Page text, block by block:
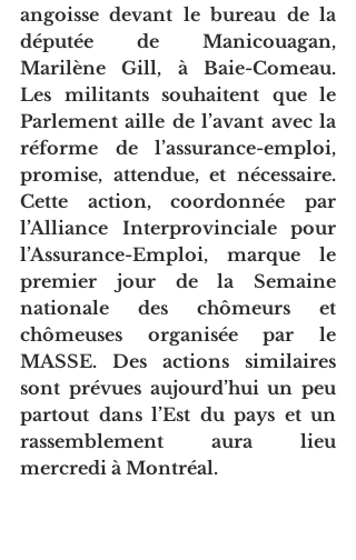
angoisse devant le bureau de la
députée de Manicouagan,
Marilène Gill, à Baie-Comeau.
Les militants souhaitent que le
Parlement aille de l’avant avec la
réforme de l’assurance-emploi,
promise, attendue, et nécessaire.
Cette action, coordonnée par
l’Alliance Interprovinciale pour
l’Assurance-Emploi, marque le
premier jour de la Semaine
nationale des chômeurs et
chômeuses organisée par le
MASSE. Des actions similaires
sont prévues aujourd’hui un peu
partout dans l’Est du pays et un
rassemblement aura lieu
mercredi à Montréal.